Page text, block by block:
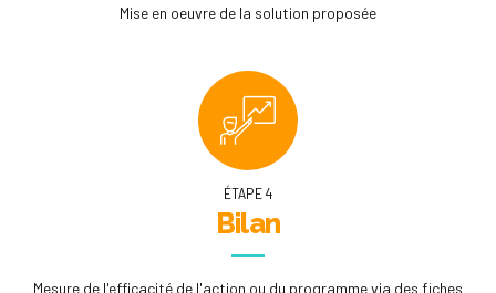
Mise en oeuvre de la solution proposée
ÉTAPE 4
Bilan
Mesure de l'efficacité de l'action ou du programme via des fiches